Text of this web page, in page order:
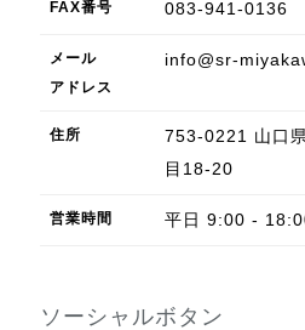
FAX番号 083-941-0136
メール
アドレス
info@sr-
住所 753-0221 山口県
目18-20
営業時間 平日 9:00 -
ソーシャルボタン